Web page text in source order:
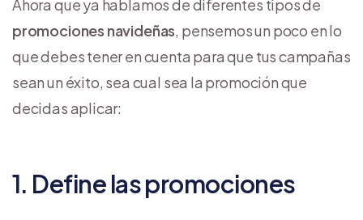
Ahora que ya hablamos de diferentes tipos de
promociones navideñas , pensemos un poco en lo
que debes tener en cuenta para que tus campañas
sean un éxito, sea cual sea la promoción que
decidas aplicar:
1. Define las promociones